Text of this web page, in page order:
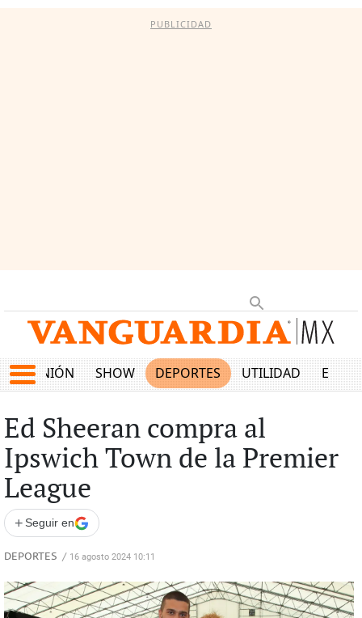
PUBLICIDAD
OPINIÓN SHOW DEPORTES UTILIDAD
Ed Sheeran compra al
Ipswich Town de la Premier
League
+ Seguir en
DEPORTES / 16 agosto 2024 10:11